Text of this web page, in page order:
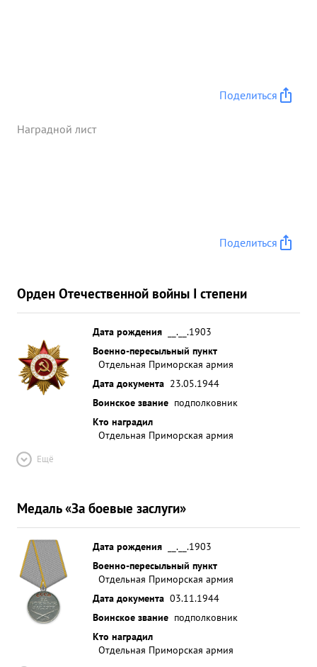
Поделиться
Наградной лист
Поделиться
Орден Отечественной войны I степени
Дата рождения
__.__.1903
Военно-пересыльный пункт
Отдельная Приморская армия
Дата документа 23.05.1944
Воинское звание подполковник
Кто наградил
Отдельная Приморская армия
Ещё
Медаль «За боевые заслуги»
Дата рождения
__.__.1903
Военно-пересыльный пункт
Отдельная Приморская армия
Дата документа 03.11.1944
Воинское звание подполковник
Кто наградил
Отдельная Приморская армия